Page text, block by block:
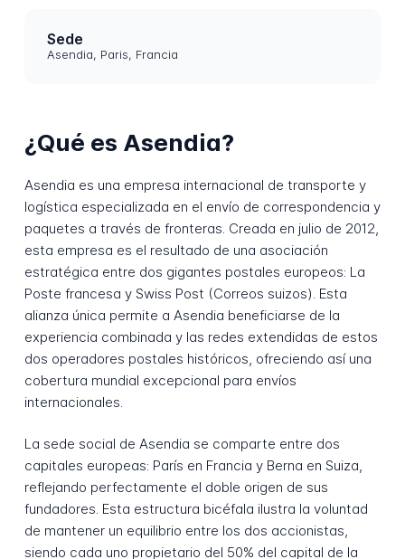
Sede
Asendia, Paris, Francia
¿Qué es Asendia?
Asendia es una empresa internacional de transporte y
logística especializada en el envío de correspondencia y
paquetes a través de fronteras. Creada en julio de 2012,
esta empresa es el resultado de una asociación
estratégica entre dos gigantes postales europeos: La
Poste francesa y Swiss Post (Correos suizos). Esta
alianza única permite a Asendia beneficiarse de la
experiencia combinada y las redes extendidas de estos
dos operadores postales históricos, ofreciendo así una
cobertura mundial excepcional para envíos
internacionales.
La sede social de Asendia se comparte entre dos
capitales europeas: París en Francia y Berna en Suiza,
reflejando perfectamente el doble origen de sus
fundadores. Esta estructura bicéfala ilustra la voluntad
de mantener un equilibrio entre los dos accionistas,
siendo cada uno propietario del 50% del capital de la